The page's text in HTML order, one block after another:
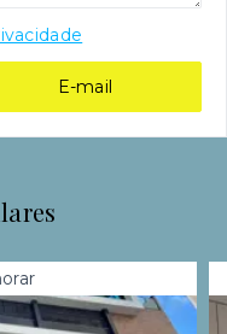
E-mail